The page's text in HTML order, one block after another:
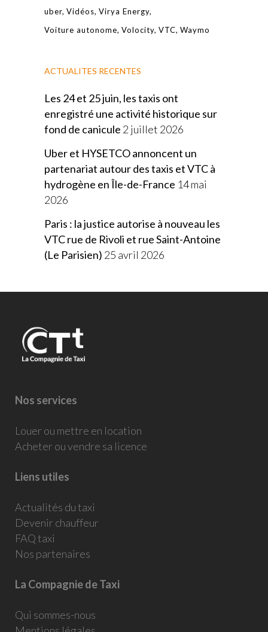
uber Vidéos Virya Energy
Voiture autonome Volocity VTC Waymo
ACTUALITES RECENTES
Les 24 et 25 juin, les taxis ont
enregistré une activité historique sur
fond de canicule 2 juillet 2026
Uber et HYSETCO annoncent un
partenariat autour des taxis et VTC à
hydrogène en Île-de-France 14 mai
2026
Paris : la justice autorise à nouveau les
VTC rue de Rivoli et rue Saint-Antoine
(Le Parisien) 25 avril 2026
Nos services
Louer ou mettre en location
Acheter ou vendre sa licence
Liens utiles
Actualités du taxi
Devenir chauffeur
FAQ taxi
Nos partenaires
La Compagnie de Taxi
Qui sommes-nous